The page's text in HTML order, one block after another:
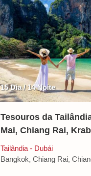
15 Dia / 14 Noite
Tesouros da
Mai, Chiang Rai,
Tailândia - Dubái
Bangkok, Chiang Rai,